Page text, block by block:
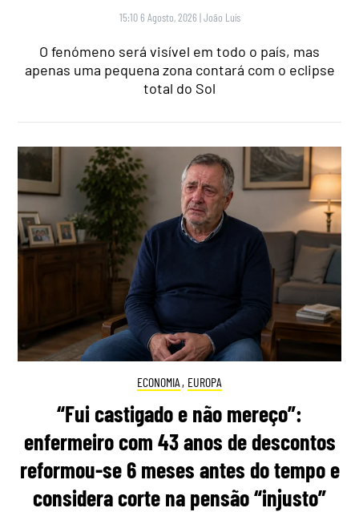
15:10 6 Agosto, 2026 |João Luís
O fenómeno será visível em todo o país, mas
apenas uma pequena zona contará com o eclipse
total do Sol
ECONOMIA , EUROPA
“Fui castigado e não mereço”:
enfermeiro com 43 anos de descontos
reformou-se 6 meses antes do tempo e
considera corte na pensão “injusto”